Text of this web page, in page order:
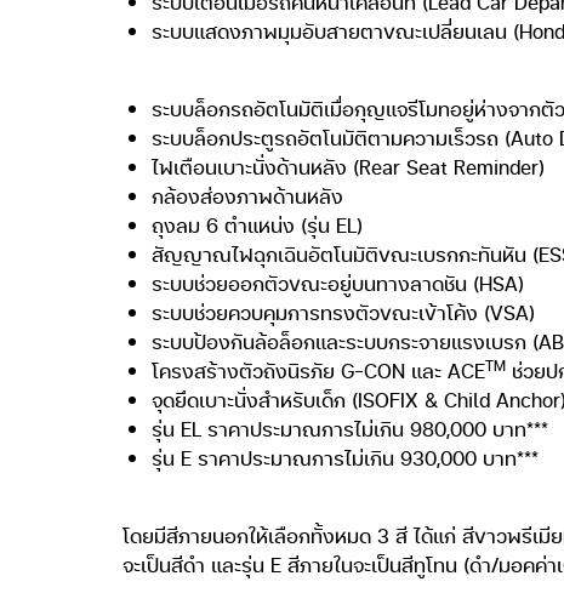
ระบบแสดงภาพมุมอับสายตาขณะเปลี่ยนเลน
ระบบล็อกรถอัตโนมัติเมื่อกุญแจรีโมทอยู่ห่างจากตั
ระบบล็อกประตูรถอัตโนมัติตามความเร็วรถ (Auto
ไฟเตือนเบาะนั่งด้านหลัง (Rear Seat Reminder)
กล้องส่องภาพด้านหลัง
ถุงลม 6 ตำแหน่ง (รุ่น EL)
สัญญาณไฟฉุกเฉินอัตโนมัติขณะเบรกกะทันหัน
ระบบช่วยออกตัวขณะอยู่บนทางลาดชัน (HSA)
ระบบช่วยควบคุมการทรงตัวขณะเข้าโค้ง (VSA)
ระบบป้องกันล้อล็อกและระบบกระจายแรงเบรก
โครงสร้างตัวถังนิรภัย G-CON และ ACETMช่วยป
จุดยึดเบาะนั่งสำหรับเด็ก (ISOFIX & Child
รุ่น EL ราคาประมาณการไม่เกิน 980,000 บาท***
รุ่น E ราคาประมาณการไม่เกิน 930,000 บาท***
โดยมีสีภายนอกให้เลือกทั้งหมด 3 สี ได้แก่ สีขาวพรีเมี
จะเป็นสีดำ และรุ่น E สีภายในจะเป็นสีทูโทน (ดำ/มอคค่า